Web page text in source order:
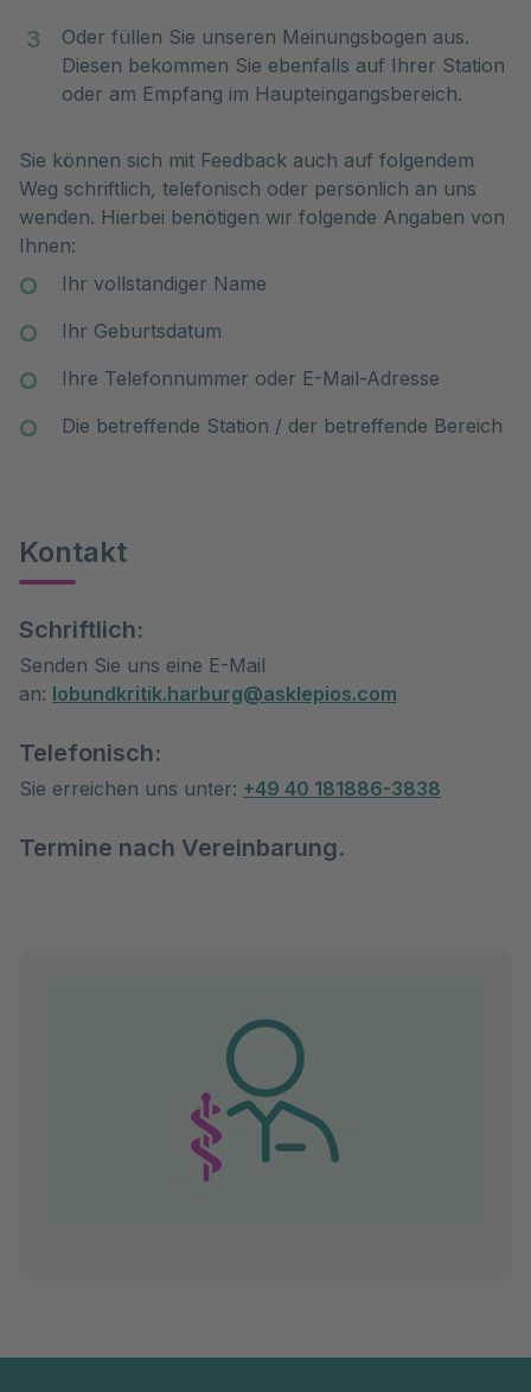
Oder füllen Sie unseren Meinungsbogen aus.
Diesen bekommen Sie ebenfalls auf Ihrer Station
oder am Empfang im Haupteingangsbereich.
Sie können sich mit Feedback auch auf folgendem
Weg schriftlich, telefonisch oder persönlich an uns
wenden. Hierbei benötigen wir folgende Angaben von
Ihnen:
Ihr vollständiger Name
Ihr Geburtsdatum
Ihre Telefonnummer oder E-Mail-Adresse
Die betreffende Station / der betreffende Bereich
Kontakt
Schriftlich:
Senden Sie uns eine E-Mail
an: lobundkritik.harburg@asklepios.com
Telefonisch:
Sie erreichen uns unter: +49 40 181886-3838
Termine nach Vereinbarung.